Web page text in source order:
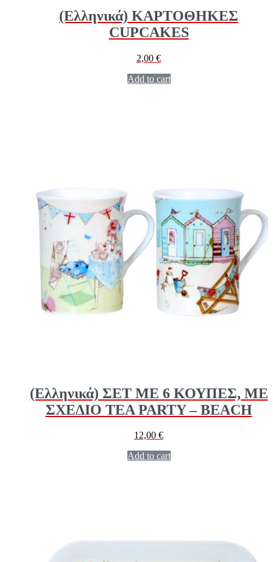
(Ελληνικά) ΚΑΡΤΟΘΗΚΕΣ
CUPCAKES
2,00 €
Add to cart
(Ελληνικά) ΣΕΤ ΜΕ 6 ΚΟΥΠΕΣ, ΜΕ
ΣΧΕΔΙΟ TEA PARTY – BEACH
12,00 €
Add to cart